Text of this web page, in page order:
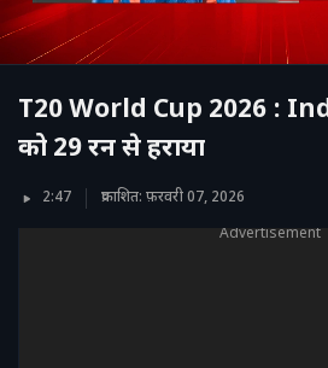
T20 World Cup 2026 :
को 29 रन से हराया
2:47 प्रकाशित: फ़रवरी 07, 2026
Advertisement